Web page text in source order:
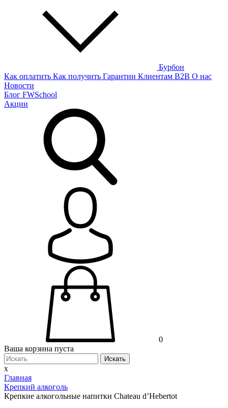
Бурбон
Как оплатить Как получить Гарантии Клиентам B2B О нас
Новости
Блог FWSchool
Акции
0
Ваша корзина пуста
Искать
x
Главная
Крепкий алкоголь
Крепкие алкогольные напитки Chateau d’Hebertot